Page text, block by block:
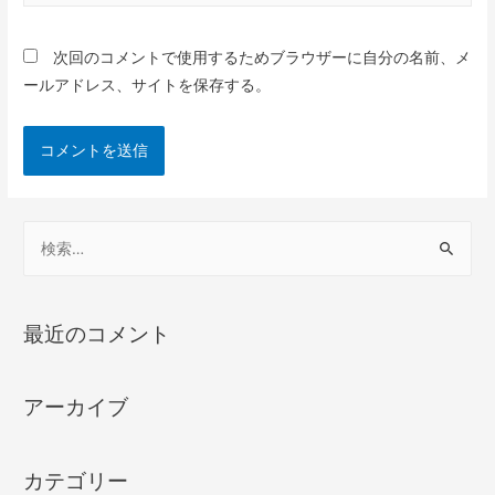
次回のコメントで使用するためブラウザーに自分の名前、メ
ールアドレス、サイトを保存する。
最近のコメント
アーカイブ
カテゴリー